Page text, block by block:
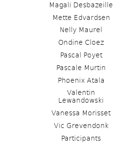
Magali Desbazeille
Mette Edvardsen
Nelly Maurel
Ondine Cloez
Pascal Poyet
Pascale Murtin
Phoenix Atala
Valentin
Lewandowski
Vanessa Morisset
Vic Grevendonk